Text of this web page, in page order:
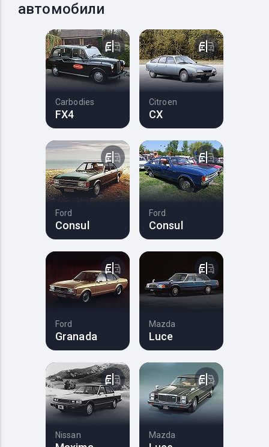
автомобили
Carbodies
FX4
Citroen
CX
Ford
Consul
Ford
Consul
Ford
Granada
Mazda
Luce
Nissan Mazda